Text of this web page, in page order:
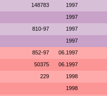
148783 1997
1997
810-97 1997
1997
852-97 06.1997
50375 06.1997
229 1998
1998